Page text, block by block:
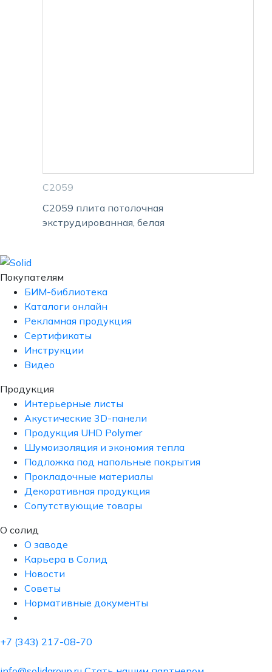
С2059
С2059 плита потолочная
экструдированная, белая
Покупателям
БИМ-библиотека
Каталоги онлайн
Рекламная продукция
Сертификаты
Инструкции
Видео
Продукция
Интерьерные листы
Акустические 3D-панели
Продукция UHD Polymer
Шумоизоляция и экономия тепла
Подложка под напольные покрытия
Прокладочные материалы
Декоративная продукция
Сопутствующие товары
О солид
О заводе
Карьера в Солид
Новости
Советы
Нормативные документы
+7 (343) 217-08-70